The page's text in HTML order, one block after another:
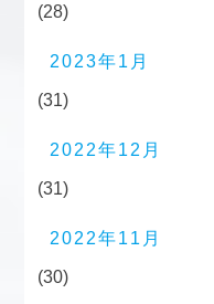
(28)
2023年1月
(31)
2022年12月
(31)
2022年11月
(30)